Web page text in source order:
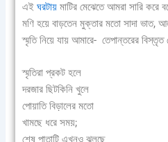
এইঘরটায় মাটির মেঝেতে আমরা সারি করে
মণি হয়ে বাড়তেন মুক্তার মতো সাদা
স্মৃতি নিয়ে যায় আমারে- তেপান্তরের বিস্তৃত
স্মৃতিরা প্রকট হলে
দরজার ছিটকিনি খুলে
পোয়াতি বিড়ালের মতো
খামছে ধরে সময়;